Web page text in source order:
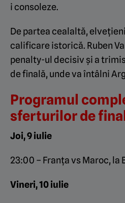
i consoleze.
De partea cealaltă,
calificare istorică. Ruben
penalty-ul decisiv și a
de finală, unde va întâlni
Programul
sferturilor de
Joi, 9 iulie
23:00 – Franța vs Maroc, la
Vineri, 10 iulie